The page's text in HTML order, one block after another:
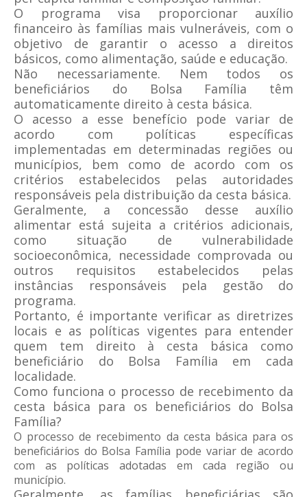
O programa visa proporcionar auxílio
financeiro às famílias mais vulneráveis, com o
objetivo de garantir o acesso a direitos
básicos, como alimentação, saúde e educação.
Não necessariamente. Nem todos os
beneficiários do Bolsa Família têm
automaticamente direito à cesta básica.
O acesso a esse benefício pode variar de
acordo com políticas específicas
implementadas em determinadas regiões ou
municípios, bem como de acordo com os
critérios estabelecidos pelas autoridades
responsáveis pela distribuição da cesta básica.
Geralmente, a concessão desse auxílio
alimentar está sujeita a critérios adicionais,
como situação de vulnerabilidade
socioeconômica, necessidade comprovada ou
outros requisitos estabelecidos pelas
instâncias responsáveis pela gestão do
programa.
Portanto, é importante verificar as diretrizes
locais e as políticas vigentes para entender
quem tem direito à cesta básica como
beneficiário do Bolsa Família em cada
localidade.
Como funciona o processo de recebimento da
cesta básica para os beneficiários do Bolsa
Família?
O processo de recebimento da cesta básica para os
beneficiários do Bolsa Família pode variar de acordo
com as políticas adotadas em cada região ou
município.